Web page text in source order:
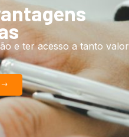
e ter acesso a tanto valor